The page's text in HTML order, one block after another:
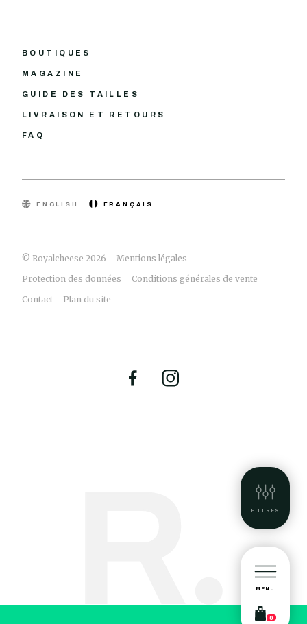
MENU
0
FILTRES
BOUTIQUES
MAGAZINE
GUIDE DES TAILLES
LIVRAISON ET RETOURS
FAQ
© Royalcheese 2026
Mentions légales
Protection des données
Conditions générales de vente
Contact
Plan du site
ENGLISH FRANÇAIS